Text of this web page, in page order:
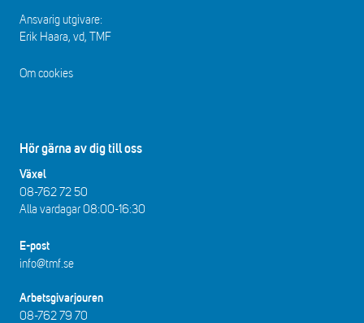
Ansvarig utgivare:
Erik Haara, vd, TMF
Om cookies
Hör gärna av dig till oss
Växel
08-762 72 50
Alla vardagar 08:00-16:30​​
E-post
info@tmf.se
Arbetsgivarjouren
08-762 79 70